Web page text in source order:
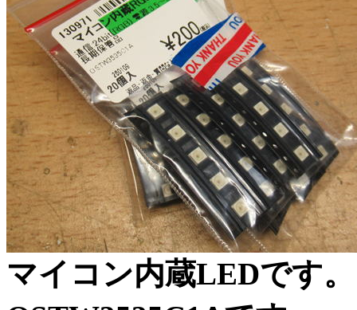
マイコン内蔵LEDです